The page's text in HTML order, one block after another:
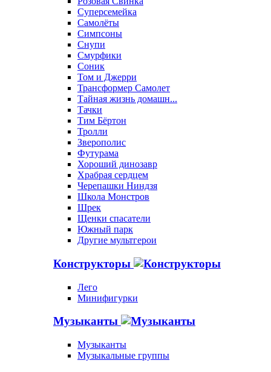
Суперсемейка
Самолёты
Симпсоны
Снупи
Смурфики
Соник
Том и Джерри
Трансформер Самолет
Тайная жизнь домашн...
Тачки
Тим Бёртон
Тролли
Зверополис
Футурама
Хороший динозавр
Храбрая сердцем
Черепашки Ниндзя
Школа Монстров
Шрек
Щенки спасатели
Южный парк
Другие мультгерои
Конструкторы
Лего
Минифигурки
Музыканты
Музыканты
Музыкальные группы